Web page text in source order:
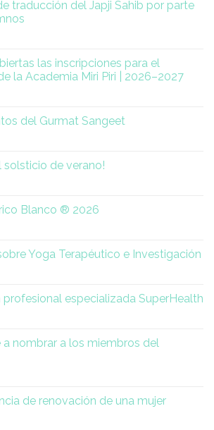
ONU:
traducción del Japji Sahib por parte
de
las inscripciones para el
la Academia Miri Piri | 2026–2027
están
abiertas
del Gurmat Sangeet
del
Gurmat
solsticio de verano!
llega
Blanco ® 2026
Tántrico Yoga Terapéutico e Investigación
Yoga
profesional especializada SuperHealth
profesional
a nombrar a los miembros del
vuelve
de renovación de una mujer